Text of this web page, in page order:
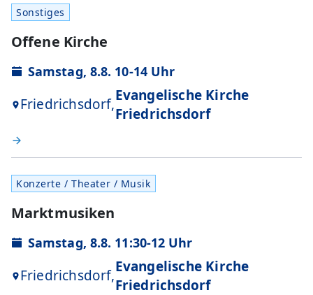
Sonstiges
Offene Kirche
Samstag, 8.8. 10-14 Uhr
Friedrichsdorf,
Evangelische Kirche
Friedrichsdorf
Konzerte / Theater / Musik
Marktmusiken
Samstag, 8.8. 11:30-12 Uhr
Friedrichsdorf,
Evangelische Kirche
Friedrichsdorf